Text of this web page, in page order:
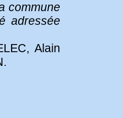
commune
adressée
Alain